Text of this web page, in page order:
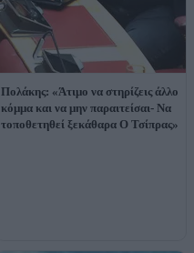
Πολάκης: «Άτιμο να στηρίζεις άλλο
κόμμα και να μην παραιτείσαι- Να
τοποθετηθεί ξεκάθαρα Ο Τσίπρας»